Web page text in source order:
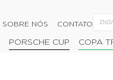
SOBRE NÓS CONTATO
PORSCHE CUP COPA